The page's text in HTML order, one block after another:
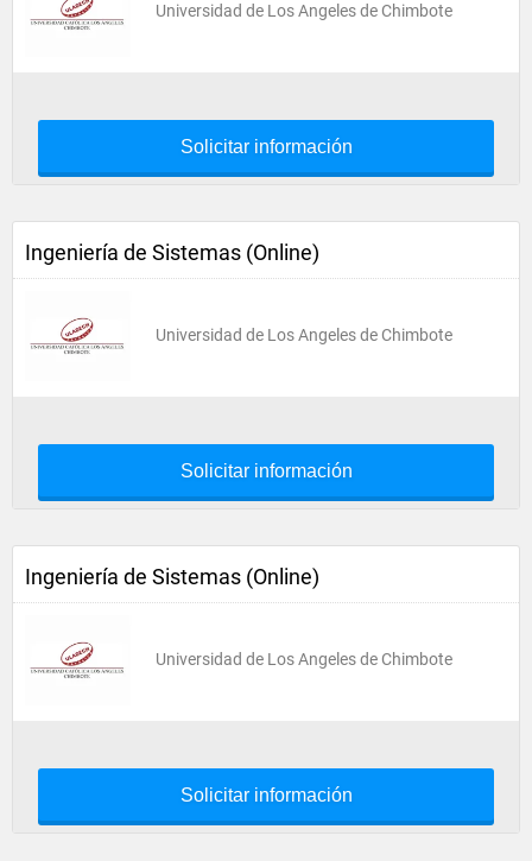
Universidad de Los Angeles de Chimbote
Solicitar información
Ingeniería de Sistemas (Online)
Universidad de Los Angeles de Chimbote
Solicitar información
Ingeniería de Sistemas (Online)
Universidad de Los Angeles de Chimbote
Solicitar información